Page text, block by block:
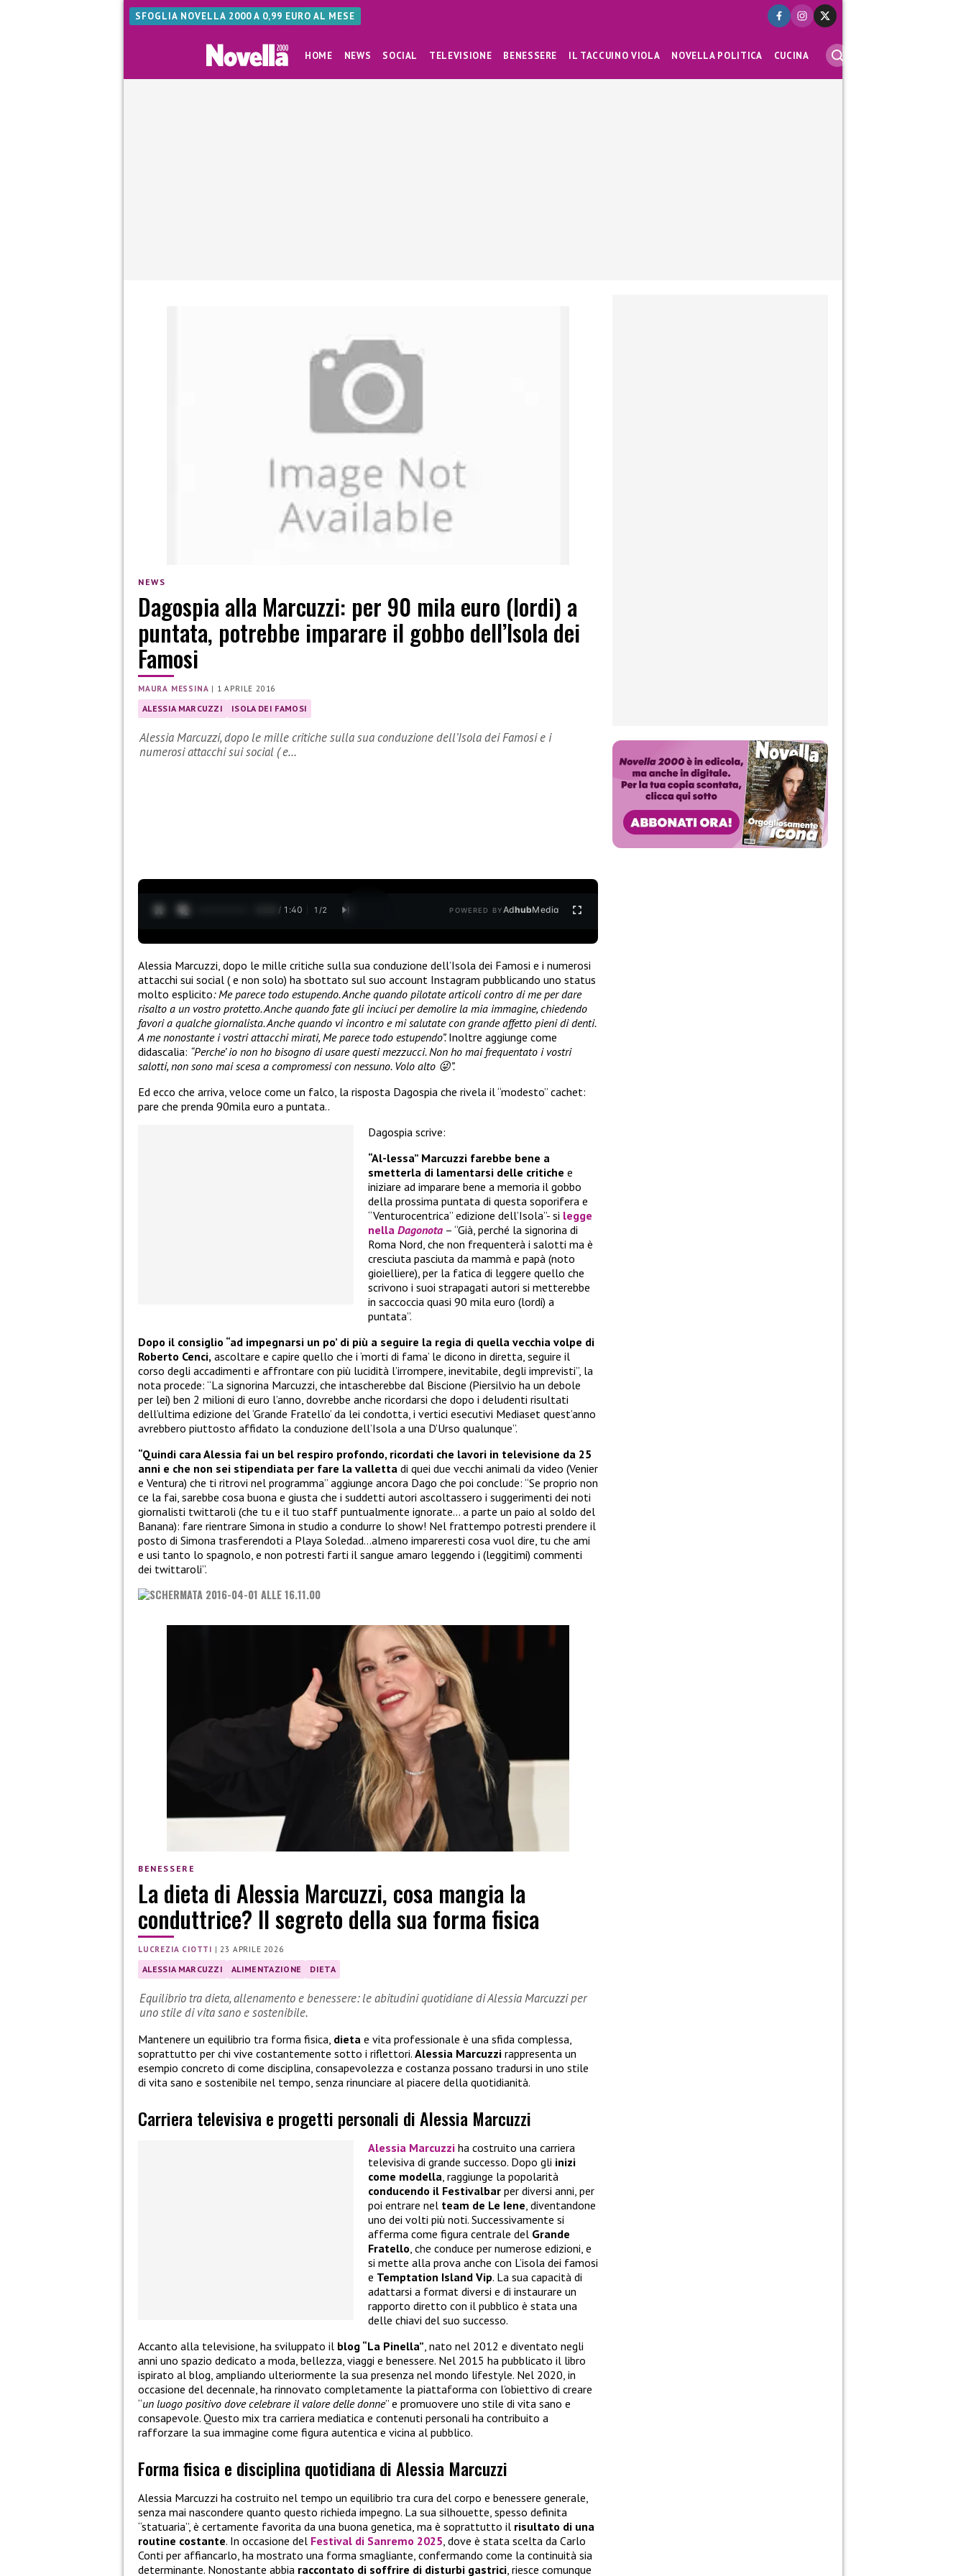
SFOGLIA NOVELLA 2000 A 0,99 EURO AL MESE
HOME NEWS SOCIAL TELEVISIONE BENESSERE IL TACCUINO VIOLA NOVELLA POLITICA CUCINA
NEWS
Dagospia alla Marcuzzi: per 90 mila euro (lordi) a
puntata, potrebbe imparare il gobbo dell’Isola dei
Famosi
MAURA MESSINA | 1 APRILE 2016
ALESSIA MARCUZZI ISOLA DEI FAMOSI
Alessia Marcuzzi, dopo le mille critiche sulla sua conduzione dell’Isola dei Famosi e i
numerosi attacchi sui social ( e…
0:24 / 1:40 1 /2 POWERED BYAdhubMedia
Alessia Marcuzzi, dopo le mille critiche sulla sua conduzione dell’Isola dei Famosi e i numerosi
attacchi sui social ( e non solo) ha sbottato sul suo account Instagram pubblicando uno status
molto esplicito: Me parece todo estupendo. Anche quando pilotate articoli contro di me per dare
risalto a un vostro protetto. Anche quando fate gli inciuci per demolire la mia immagine, chiedendo
favori a qualche giornalista. Anche quando vi incontro e mi salutate con grande affetto pieni di denti.
A me nonostante i vostri attacchi mirati, Me parece todo estupendo”. Inoltre aggiunge come
didascalia: “Perche’ io non ho bisogno di usare questi mezzucci. Non ho mai frequentato i vostri
salotti, non sono mai scesa a compromessi con nessuno. Volo alto 😜”.
Ed ecco che arriva, veloce come un falco, la risposta Dagospia che rivela il “modesto” cachet:
pare che prenda 90mila euro a puntata..
Dagospia scrive:
“Al-lessa” Marcuzzi farebbe bene a
smetterla di lamentarsi delle critiche e
iniziare ad imparare bene a memoria il gobbo
della prossima puntata di questa soporifera e
“Venturocentrica” edizione dell’Isola”- si legge
nella Dagonota – “Già, perché la signorina di
Roma Nord, che non frequenterà i salotti ma è
cresciuta pasciuta da mammà e papà (noto
gioielliere), per la fatica di leggere quello che
scrivono i suoi strapagati autori si metterebbe
in saccoccia quasi 90 mila euro (lordi) a
puntata”.
Dopo il consiglio “ad impegnarsi un po’ di più a seguire la regia di quella vecchia volpe di
Roberto Cenci, ascoltare e capire quello che i ‘morti di fama’ le dicono in diretta, seguire il
corso degli accadimenti e affrontare con più lucidità l’irrompere, inevitabile, degli imprevisti”, la
nota procede: “La signorina Marcuzzi, che intascherebbe dal Biscione (Piersilvio ha un debole
per lei) ben 2 milioni di euro l’anno, dovrebbe anche ricordarsi che dopo i deludenti risultati
dell’ultima edizione del ‘Grande Fratello’ da lei condotta, i vertici esecutivi Mediaset quest’anno
avrebbero piuttosto affidato la conduzione dell’Isola a una D’Urso qualunque”.
“Quindi cara Alessia fai un bel respiro profondo, ricordati che lavori in televisione da 25
anni e che non sei stipendiata per fare la valletta di quei due vecchi animali da video (Venier
e Ventura) che ti ritrovi nel programma” aggiunge ancora Dago che poi conclude: “Se proprio non
ce la fai, sarebbe cosa buona e giusta che i suddetti autori ascoltassero i suggerimenti dei noti
giornalisti twittaroli (che tu e il tuo staff puntualmente ignorate… a parte un paio al soldo del
Banana): fare rientrare Simona in studio a condurre lo show! Nel frattempo potresti prendere il
posto di Simona trasferendoti a Playa Soledad…almeno impareresti cosa vuol dire, tu che ami
e usi tanto lo spagnolo, e non potresti farti il sangue amaro leggendo i (leggitimi) commenti
dei twittaroli”.
BENESSERE
La dieta di Alessia Marcuzzi, cosa mangia la
conduttrice? Il segreto della sua forma fisica
LUCREZIA CIOTTI |23 APRILE 2026
ALESSIA MARCUZZI ALIMENTAZIONE DIETA
Equilibrio tra dieta, allenamento e benessere: le abitudini quotidiane di Alessia Marcuzzi per
uno stile di vita sano e sostenibile.
Mantenere un equilibrio tra forma fisica, dieta e vita professionale è una sfida complessa,
soprattutto per chi vive costantemente sotto i riflettori. Alessia Marcuzzi rappresenta un
esempio concreto di come disciplina, consapevolezza e costanza possano tradursi in uno stile
di vita sano e sostenibile nel tempo, senza rinunciare al piacere della quotidianità.
Carriera televisiva e progetti personali di Alessia Marcuzzi
Alessia Marcuzzi ha costruito una carriera
televisiva di grande successo. Dopo gli inizi
come modella, raggiunge la popolarità
conducendo il Festivalbar per diversi anni, per
poi entrare nel team de Le Iene, diventandone
uno dei volti più noti. Successivamente si
afferma come figura centrale del Grande
Fratello, che conduce per numerose edizioni, e
si mette alla prova anche con L’isola dei famosi
e Temptation Island Vip. La sua capacità di
adattarsi a format diversi e di instaurare un
rapporto diretto con il pubblico è stata una
delle chiavi del suo successo.
Accanto alla televisione, ha sviluppato il blog “La Pinella”, nato nel 2012 e diventato negli
anni uno spazio dedicato a moda, bellezza, viaggi e benessere. Nel 2015 ha pubblicato il libro
ispirato al blog, ampliando ulteriormente la sua presenza nel mondo lifestyle. Nel 2020, in
occasione del decennale, ha rinnovato completamente la piattaforma con l’obiettivo di creare
“un luogo positivo dove celebrare il valore delle donne” e promuovere uno stile di vita sano e
consapevole. Questo mix tra carriera mediatica e contenuti personali ha contribuito a
rafforzare la sua immagine come figura autentica e vicina al pubblico.
Forma fisica e disciplina quotidiana di Alessia Marcuzzi
Alessia Marcuzzi ha costruito nel tempo un equilibrio tra cura del corpo e benessere generale,
senza mai nascondere quanto questo richieda impegno. La sua silhouette, spesso definita
“statuaria”, è certamente favorita da una buona genetica, ma è soprattutto il risultato di una
routine costante. In occasione del Festival di Sanremo 2025, dove è stata scelta da Carlo
Conti per affiancarlo, ha mostrato una forma smagliante, confermando come la continuità sia
determinante. Nonostante abbia raccontato di soffrire di disturbi gastrici, riesce comunque